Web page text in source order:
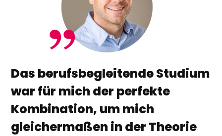
Das berufsbegleitende Studium
war für mich der perfekte
Kombination, um mich
gleichermaßen in der Theorie